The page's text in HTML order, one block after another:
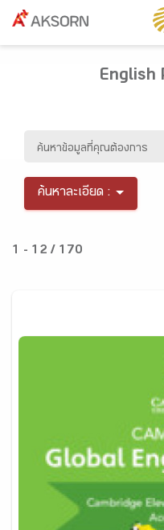
English
ค้นหาละเอียด :
1 - 12 / 170